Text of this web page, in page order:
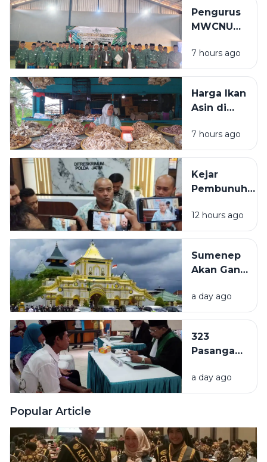
Sapi Asli
Sampang
Pengurus
MWCNU
Mandangin
2026-2031
Dilantik, Ini
Susunan
7 hours ago
Harga Ikan
Asin di
Tembus
Rp80 Ribu
Kilogram,
Pembeli:
Mahal dari
Ayam
7 hours ago
Kejar
Pembunuh
Bangkalan
hingga
dan Sulawesi,
Polisi:
Pindah-
pindah
12 hours ago
Sumenep
Akan Ganti
Kabupaten
Kepulauan,
Akademik
Mulai
a day ago
323
Pasangan
Sampang
Ajukan
Januari-
Juli 2026
a day ago
Popular Article